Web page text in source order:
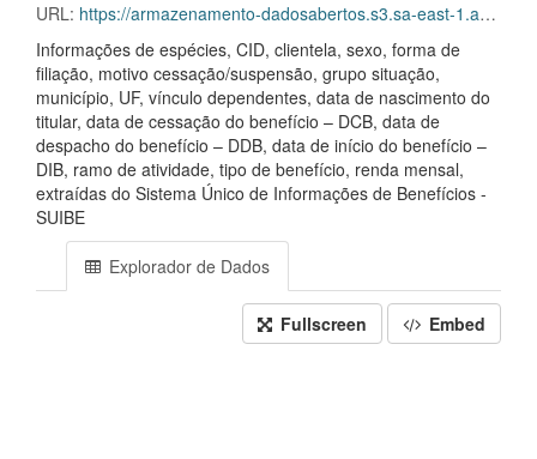
URL: https://armazenamento-dadosabertos.s3.sa-east-1.amazonaws.com/PDA_2023_2025/Grupos_de_dados/Benef%C3%ADcios+mantidos/D.SDA.PDA.004.MANSUSPENSOS.202411.CSV.ZIP
Informações de espécies, CID, clientela, sexo, forma de
filiação, motivo cessação/suspensão, grupo situação,
município, UF, vínculo dependentes, data de nascimento do
titular, data de cessação do benefício – DCB, data de
despacho do benefício – DDB, data de início do benefício –
DIB, ramo de atividade, tipo de benefício, renda mensal,
extraídas do Sistema Único de Informações de Benefícios -
SUIBE
Explorador de Dados
Fullscreen Embed